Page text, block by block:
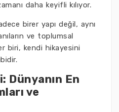
daha keyifli kılıyor.
birer yapı değil, aynı
ve toplumsal
biri, kendi hikayesini
Dünyanın En
ve